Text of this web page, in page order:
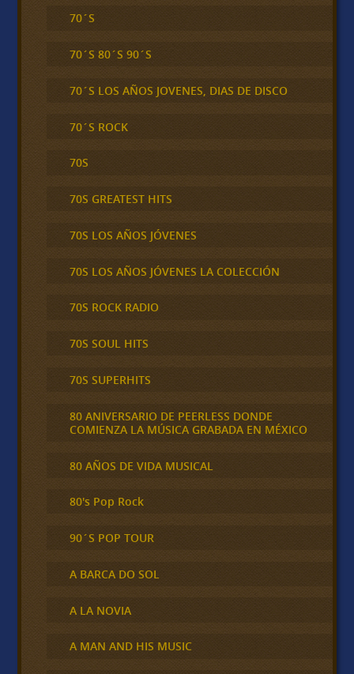
70´S
70´S 80´S 90´S
70´S LOS AÑOS JOVENES, DIAS DE DISCO
70´S ROCK
70S
70S GREATEST HITS
70S LOS AÑOS JÓVENES
70S LOS AÑOS JÓVENES LA COLECCIÓN
70S ROCK RADIO
70S SOUL HITS
70S SUPERHITS
80 ANIVERSARIO DE PEERLESS DONDE
COMIENZA LA MÚSICA GRABADA EN MÉXICO
80 AÑOS DE VIDA MUSICAL
80's Pop Rock
90´S POP TOUR
A BARCA DO SOL
A LA NOVIA
A MAN AND HIS MUSIC